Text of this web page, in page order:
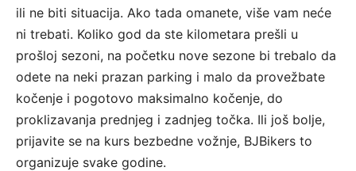
ili ne biti situacija. Ako tada omanete, više vam neće
ni trebati. Koliko god da ste kilometara prešli u
prošloj sezoni, na početku nove sezone bi trebalo da
odete na neki prazan parking i malo da provežbate
kočenje i pogotovo maksimalno kočenje, do
proklizavanja prednjeg i zadnjeg točka. Ili još bolje,
prijavite se na kurs bezbedne vožnje, BJBikers to
organizuje svake godine.